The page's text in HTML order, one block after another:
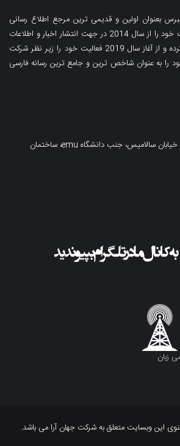
قبرس بعنوان اولین و قدیمی ترین مرجع اطلاع رسانی
فارسی زبان در قبرس فعالیت خود را از سال 2014 در جهت انتشار اخبار و اطلاعات
در حوزه های مختلف آغاز کرده و از آغاز سال 2019 فعالیت خود را زیر نظر شرکت
را به عنوان شاخص ترین و جامع ترین رسانه فارسی
قبرس شمالی، فاماگوستا، خیابان سالامیس، جنب دانشگاه emu، ساختمان
زبان
این وبسایت متعلق به شرکت جهان آرا می باشد.